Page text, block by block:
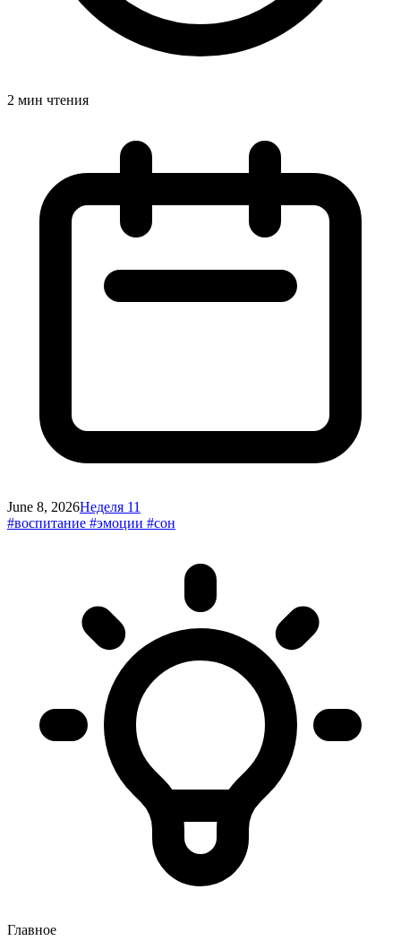
2 мин чтения
June 8, 2026Неделя 11
#воспитание #эмоции #сон
Главное